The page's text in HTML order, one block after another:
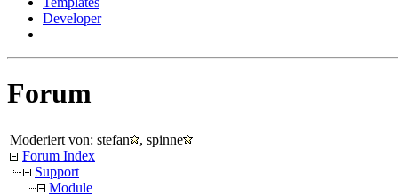
Developer
Forum
Moderiert von: stefan
, spinne
Forum Index
Support
Module